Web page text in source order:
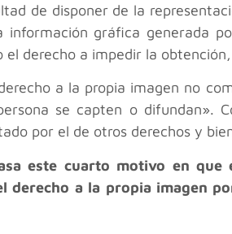
de disponer de la
información gráfica generada
el derecho a impedir la
a la propia imagen no
se capten o difundan».
por el de otros derechos y
este cuarto motivo en
derecho a la propia imagen